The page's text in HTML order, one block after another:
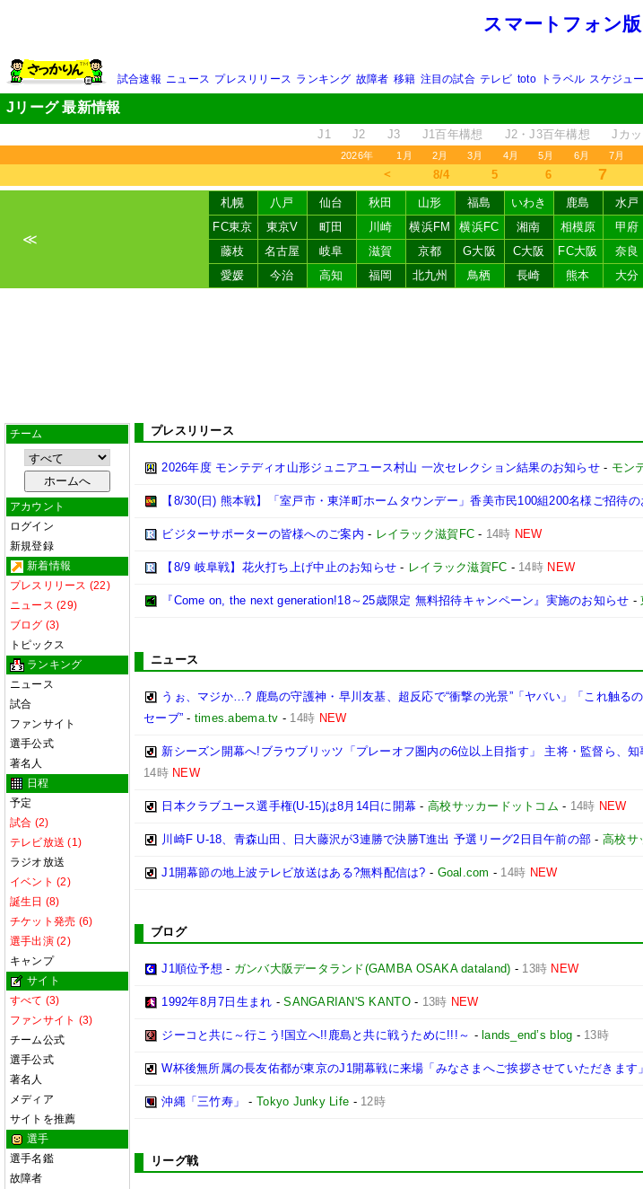
スマートフォン
試合速報 ニュース プレスリリース ランキング 故障者 移籍 注目の試合 テレビ toto トラベル スケジュ
Jリーグ 最新情報
J1 J2 J3 J1百年構想 J2・J3百年構想 Jカ
2026年 1月 2月 3月 4月 5月 6月 7月
＜ 8/4 5 6 7
≪
札幌 八戸 仙台 秋田 山形 福島 いわき 鹿島 水戸
FC東京
東京V 町田 川崎 横浜FM 横浜FC 湘南 相模原 甲府
藤枝
名古屋 岐阜 滋賀 京都 G大阪 C大阪 FC大阪 奈良
愛媛
今治 高知 福岡 北九州 鳥栖 長崎 熊本 大分
チーム
アカウント
ログイン
新規登録
新着情報
プレスリリース (22)
ニュース (29)
ブログ (3)
トピックス
ランキング
ニュース
試合
ファンサイト
選手公式
著名人
日程
予定
試合 (2)
テレビ放送 (1)
ラジオ放送
イベント (2)
誕生日 (8)
チケット発売 (6)
選手出演 (2)
キャンプ
サイト
すべて (3)
ファンサイト (3)
チーム公式
選手公式
著名人
メディア
サイトを推薦
選手
選手名鑑
故障者
プレスリリース
2026年度 モンテディオ山形ジュニアユース村山 一次セレクション結果のお知らせ- モン
【8/30(日) 熊本戦】「室戸市・東洋町ホームタウンデー」香美市民100組200名様ご招待
ビジターサポーターの皆様へのご案内 - レイラック滋賀FC - 14時 NEW
【8/9 岐阜戦】花火打ち上げ中止のお知らせ - レイラック滋賀FC - 14時 NEW
『Come on, the next generation!18～25歳限定 無料招待キャンペーン』実施のお知らせ -
ニュース
うぉ、マジか…? 鹿島の守護神・早川友基、超反応で“衝撃の光景”「ヤバい」「これ触る
セーブ” - times.abema.tv - 14時 NEW
新シーズン開幕へ!ブラウブリッツ「プレーオフ圏内の6位以上目指す」 主将・監督ら、知
14時 NEW
日本クラブユース選手権(U-15)は8月14日に開幕 -高校サッカードットコム - 14時 NEW
川崎F U-18、青森山田、日大藤沢が3連勝で決勝T進出 予選リーグ2日目午前の部 -高校サ
J1開幕節の地上波テレビ放送はある?無料配信は? - Goal.com - 14時 NEW
ブログ
J1順位予想 - ガンバ大阪データランド(GAMBA OSAKA dataland) - 13時 NEW
1992年8月7日生まれ -SANGARIAN'S KANTO- 13時 NEW
ジーコと共に～行こう!国立へ!!鹿島と共に戦うために!!!～ - lands_end’s blog - 13時
W杯後無所属の長友佑都が東京のJ1開幕戦に来場「みなさまへご挨拶させていただきます」
沖縄「三竹寿」 - Tokyo Junky Life - 12時
リーグ戦